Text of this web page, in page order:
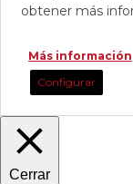
obtener más
Más información
Configurar
Cerrar